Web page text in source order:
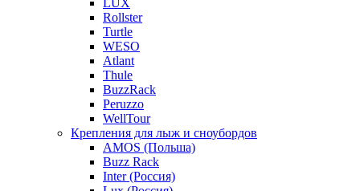
LUX
Rollster
Turtle
WESO
Atlant
Thule
BuzzRack
Peruzzo
WellTour
Крепления для лыж и сноубордов
AMOS (Польша)
Buzz Rack
Inter (Россия)